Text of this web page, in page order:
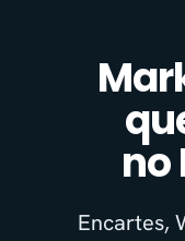
no
Encartes,